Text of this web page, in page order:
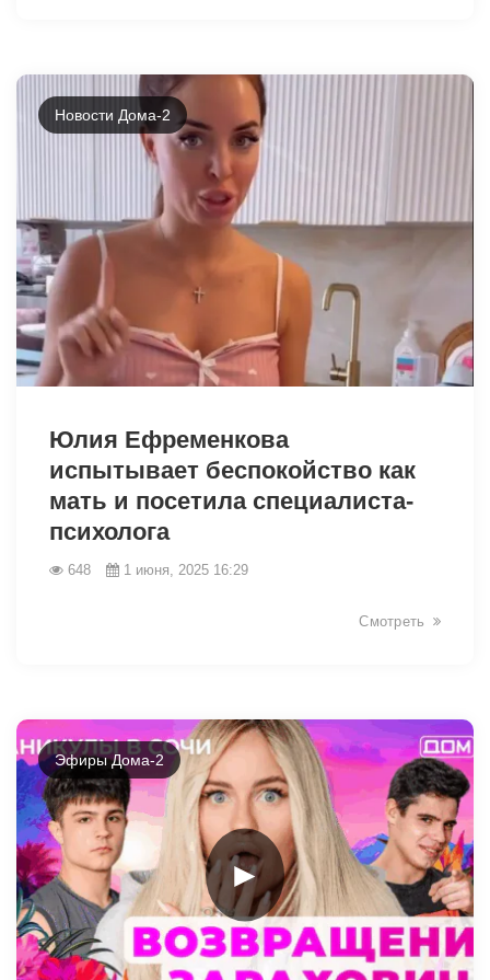
Новости Дома-2
Юлия Ефременкова
испытывает беспокойство как
мать и посетила специалиста-
психолога
648 1 июня, 2025 16:29
Смотреть
►
Эфиры Дома-2